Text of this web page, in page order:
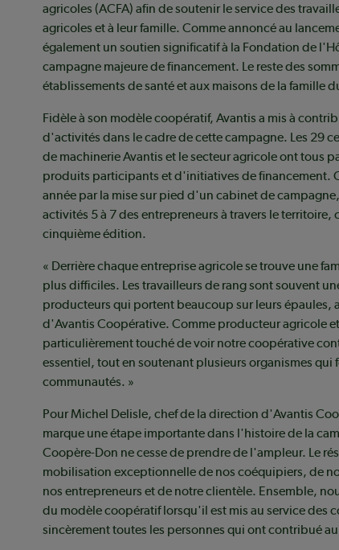
agricoles (ACFA) afin de soutenir le service des
agricoles et à leur famille. Comme annoncé au
également un soutien significatif à la Fondation de
campagne majeure de financement. Le reste des
établissements de santé et aux maisons de la famille
Fidèle à son modèle coopératif, Avantis a mis à
d'activités dans le cadre de cette campagne. Les 29
de machinerie Avantis et le secteur agricole ont tous
produits participants et d'initiatives de financement.
année par la mise sur pied d'un cabinet de
activités 5 à 7 des entrepreneurs à travers le
cinquième édition.
« Derrière chaque entreprise agricole se trouve une
plus difficiles. Les travailleurs de rang sont souvent
producteurs qui portent beaucoup sur leurs épaules,
d'Avantis Coopérative. Comme producteur agricole
particulièrement touché de voir notre coopérative
essentiel, tout en soutenant plusieurs organismes qui
communautés. »
Pour Michel Delisle, chef de la direction d'Avantis
marque une étape importante dans l'histoire de la
Coopère-Don ne cesse de prendre de l'ampleur. Le
mobilisation exceptionnelle de nos coéquipiers, de
nos entrepreneurs et de notre clientèle. Ensemble,
du modèle coopératif lorsqu'il est mis au service des
sincèrement toutes les personnes qui ont contribué